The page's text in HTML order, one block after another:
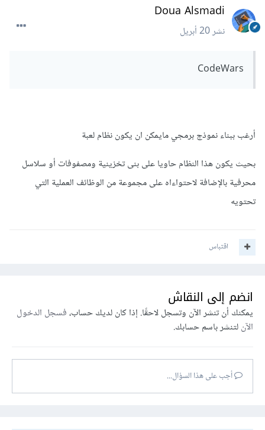
Doua Alsmadi
نشر20 أبريل
CodeWars
أرغب ببناء نموذج برمجي مايمكن ان يكون نظام لعبة
بحيث يكون هذا النظام حاويا على بنى تخزينية ومصفوفات أو سلاسل
محرفية بالإضافة لاحتواءاه على مجموعة من الوظائف العملية التي
تحتويه
اقتباس
انضم إلى النقاش
يمكنك أن تنشر الآن وتسجل لاحقًا. إذا كان لديك حساب،فسجل الدخول
الآنلتنشر باسم حسابك.
أجب على هذا السؤال...